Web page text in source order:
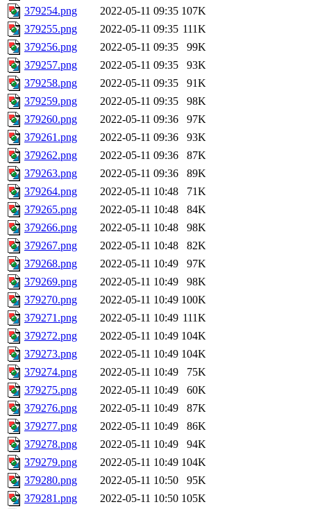
379254.png
2022-05-11 09:35 107K
379255.png
2022-05-11 09:35 111K
379256.png
2022-05-11 09:35
99K
379257.png
2022-05-11 09:35
93K
379258.png
2022-05-11 09:35
91K
379259.png
2022-05-11 09:35
98K
379260.png
2022-05-11 09:36
97K
379261.png
2022-05-11 09:36
93K
379262.png
2022-05-11 09:36
87K
379263.png
2022-05-11 09:36
89K
379264.png
2022-05-11 10:48
71K
379265.png
2022-05-11 10:48
84K
379266.png
2022-05-11 10:48
98K
379267.png
2022-05-11 10:48
82K
379268.png
2022-05-11 10:49
97K
379269.png
2022-05-11 10:49
98K
379270.png
2022-05-11 10:49 100K
379271.png
2022-05-11 10:49 111K
379272.png
2022-05-11 10:49 104K
379273.png
2022-05-11 10:49 104K
379274.png
2022-05-11 10:49
75K
379275.png
2022-05-11 10:49
60K
379276.png
2022-05-11 10:49
87K
379277.png
2022-05-11 10:49
86K
379278.png
2022-05-11 10:49
94K
379279.png
2022-05-11 10:49 104K
379280.png
2022-05-11 10:50
95K
379281.png
2022-05-11 10:50 105K